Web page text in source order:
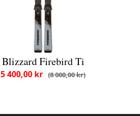
Blizzard Firebird Ti
8 000,00 kr
5 400,00 kr